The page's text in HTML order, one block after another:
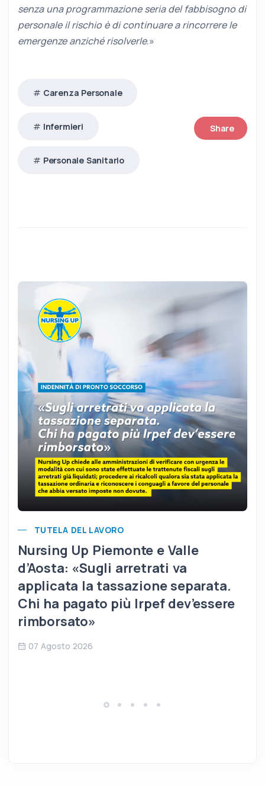
senza una programmazione seria del fabbisogno di
personale il rischio è di continuare a rincorrere le
emergenze anziché risolverle.»
Carenza Personale
Infermieri
Personale Sanitario
Share
TUTELA DEL LAVORO
Nursing Up Piemonte e Valle
d’Aosta: «Sugli arretrati va
applicata la tassazione separata.
Chi ha pagato più Irpef dev’essere
rimborsato»
07 Agosto 2026